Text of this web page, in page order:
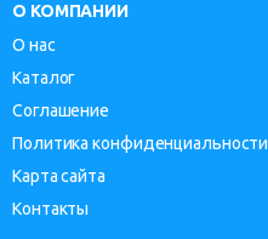
О КОМПАНИИ
О нас
Каталог
Соглашение
Политика конфиденциальности
Карта сайта
Контакты